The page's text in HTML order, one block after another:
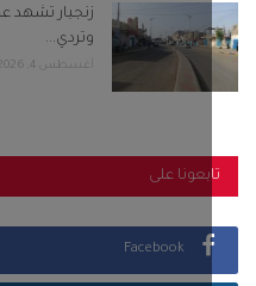
زنجبار تشهد عصياناً
وتردي...
أغسطس 4, 2026 0
على
Facebook